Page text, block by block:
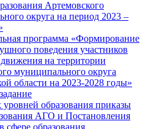
Артемовского
округа на период 2023 –
программа «Формирование
поведения участников
на территории
муниципального округа
области на 2023-2028 годы»
образования приказы
АГО и Постановления